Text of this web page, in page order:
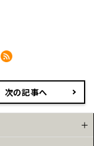
次の記事へ